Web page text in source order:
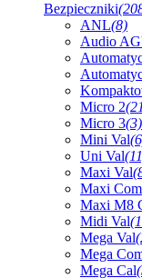
Bezpieczniki
ANL(8)
Audio
Micro 2
Micro 3(3)
Mini Val
Uni Val
Maxi Val
Maxi
Maxi M8
Midi Val
Mega Val
Mega
Mega Cal